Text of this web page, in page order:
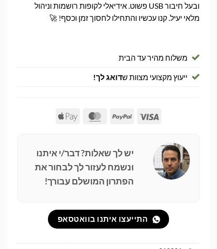
ובעל חיבור USB פשוט. אידיאלי לקופות רושמות וניהול
מלאי יעיל. קנו עכשיו והתחילו לחסוך זמן וכסף! 🚀
משלוח מהיר עד הבית
ייעוץ מקצועי מצוות שדואג לך!
Visa
PayPal
MasterCard
Apple
יש לך שאלות? דבר/י איתנו
ונשמח לעזור לך לבחור את
הפתרון המושלם עבורך!
התייעצו איתנו בוואטסאפ